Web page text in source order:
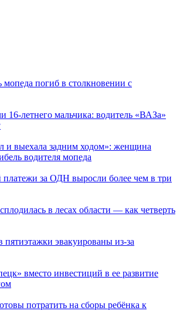
мопеда погиб в столкновении с
16-летнего мальчика: водитель «ВАЗа»
и выехала задним ходом»: женщина
водителя мопеда
платежи за ОДН выросли более чем в три
в лесах области — как четверть
пятиэтажки эвакуированы из-за
вместо инвестиций в ее развитие
потратить на сборы ребёнка к